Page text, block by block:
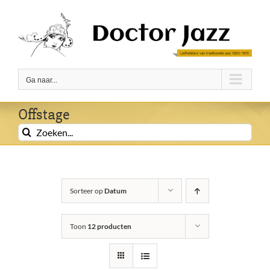
inhoud
Ga naar...
Offstage
Zoeken
naar:
Sorteer opDatum
Toon 12 producten